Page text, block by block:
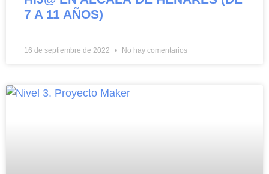
7 A 11 AÑOS)
16 de septiembre de 2022 No hay comentarios